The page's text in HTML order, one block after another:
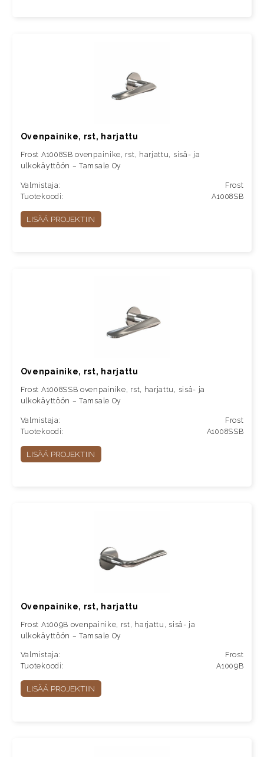
Ovenpainike, rst, harjattu
Frost A1008SB ovenpainike, rst, harjattu, sisä- ja
ulkokäyttöön – Tamsale Oy
Valmistaja:
Frost
Tuotekoodi:
A1008SB
LISÄÄ PROJEKTIIN
Ovenpainike, rst, harjattu
Frost A1008SSB ovenpainike, rst, harjattu, sisä- ja
ulkokäyttöön – Tamsale Oy
Valmistaja:
Frost
Tuotekoodi:
A1008SSB
LISÄÄ PROJEKTIIN
Ovenpainike, rst, harjattu
Frost A1009B ovenpainike, rst, harjattu, sisä- ja
ulkokäyttöön – Tamsale Oy
Valmistaja:
Frost
Tuotekoodi:
A1009B
LISÄÄ PROJEKTIIN